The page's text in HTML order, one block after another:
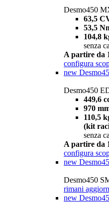
Desmo450
63,5
53,5
104,8
senza
A partire da
configura
new
Desmo450
449,6
970
110,5
(kit
senza
A partire da
configura
new
Desmo450
rimani
new